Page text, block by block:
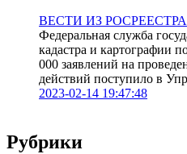
ВЕСТИ ИЗ РОСРЕЕСТРА
Федеральная служба
кадастра и картографии
000 заявлений на
действий поступило в
2023-02-14 19:47:48
Рубрики